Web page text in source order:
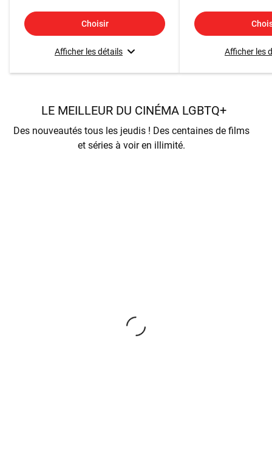
Choisir
Afficher les détails Afficher les
LE MEILLEUR DU CINÉMA LGBTQ+
Des nouveautés tous les jeudis ! Des centaines de films
et séries à voir en illimité.